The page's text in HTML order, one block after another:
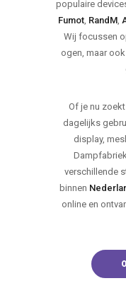
populaire
Fumot RandM
Wij focussen
ogen, maar
Of je nu
dagelijks
display,
verschillende
binnen
online en